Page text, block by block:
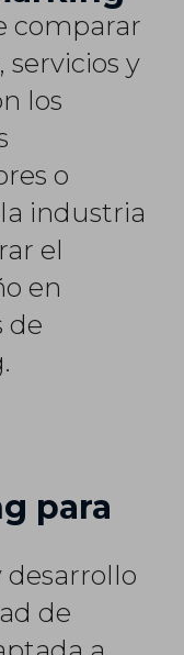
comparar
servicios y
los
o
industria
el
en
de
para
desarrollo
de